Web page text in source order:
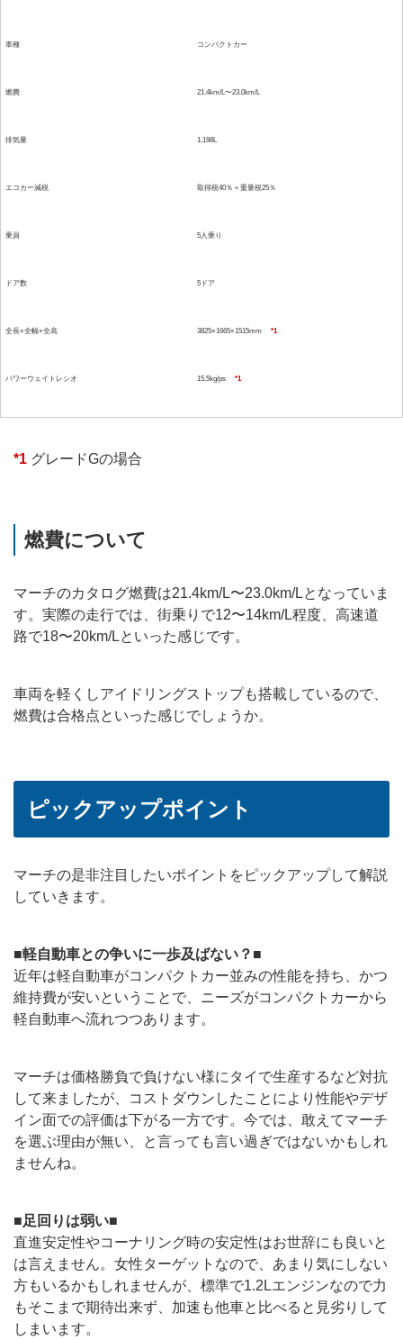
車種 コンパクトカー
燃費 21.4km/L〜23.0km/L
排気量 1.198L
エコカー減税 取得税40％＋重量税25％
乗員 5人乗り
ドア数 5ドア
全長×全幅×全高 3825×1665×1515mm *1
パワーウェイトレシオ 15.5kg/ps *1
*1 グレードGの場合
燃費について
マーチのカタログ燃費は21.4km/L〜23.0km/Lとなっていま
す。実際の走行では、街乗りで12〜14km/L程度、高速道
路で18〜20km/Lといった感じです。
車両を軽くしアイドリングストップも搭載しているので、
燃費は合格点といった感じでしょうか。
ピックアップポイント
マーチの是非注目したいポイントをピックアップして解説
していきます。
■軽自動車との争いに一歩及ばない？■
近年は軽自動車がコンパクトカー並みの性能を持ち、かつ
維持費が安いということで、ニーズがコンパクトカーから
軽自動車へ流れつつあります。
マーチは価格勝負で負けない様にタイで生産するなど対抗
して来ましたが、コストダウンしたことにより性能やデザ
イン面での評価は下がる一方です。今では、敢えてマーチ
を選ぶ理由が無い、と言っても言い過ぎではないかもしれ
ませんね。
■足回りは弱い■
直進安定性やコーナリング時の安定性はお世辞にも良いと
は言えません。女性ターゲットなので、あまり気にしない
方もいるかもしれませんが、標準で1.2Lエンジンなので力
もそこまで期待出来ず、加速も他車と比べると見劣りして
しまいます。